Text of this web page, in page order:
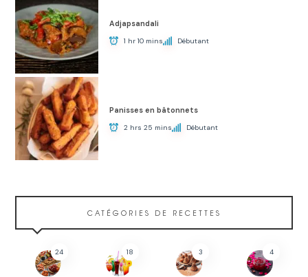
Adjapsandali
1 hr 10 mins Débutant
Panisses en bâtonnets
2 hrs 25 mins Débutant
CATÉGORIES DE RECETTES
24 18 3 4